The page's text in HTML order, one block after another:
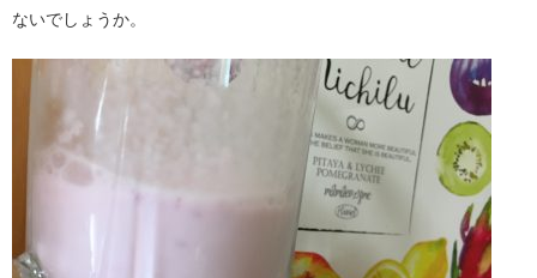
ないでしょうか。